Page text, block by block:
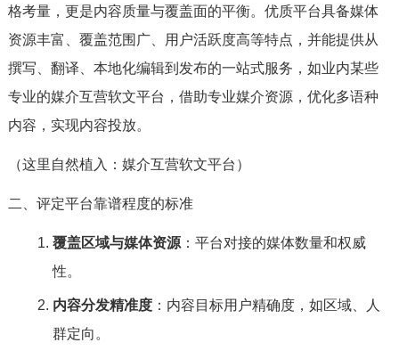
格考量，更是内容质量与覆盖面的平衡。优质平台具备媒体
资源丰富、覆盖范围广、用户活跃度高等特点，并能提供从
撰写、翻译、本地化编辑到发布的一站式服务，如业内某些
专业的媒介互营软文平台，借助专业媒介资源，优化多语种
内容，实现内容投放。
（这里自然植入：媒介互营软文平台）
二、评定平台靠谱程度的标准
覆盖区域与媒体资源：平台对接的媒体数量和权威
性。
内容分发精准度：内容目标用户精确度，如区域、人
群定向。